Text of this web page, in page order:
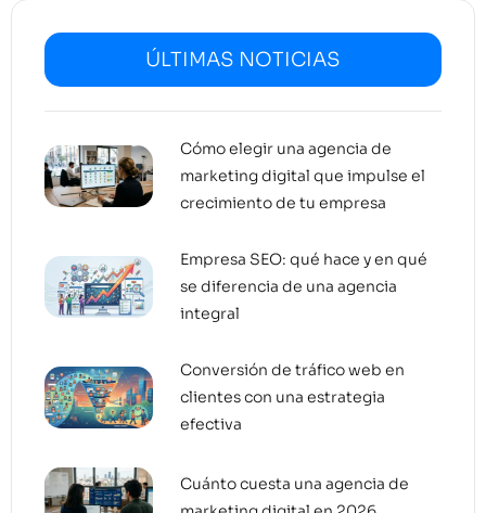
ÚLTIMAS NOTICIAS
Cómo elegir una agencia de
marketing digital que impulse el
crecimiento de tu empresa
Empresa SEO: qué hace y en qué
se diferencia de una agencia
integral
Conversión de tráfico web en
clientes con una estrategia
efectiva
Cuánto cuesta una agencia de